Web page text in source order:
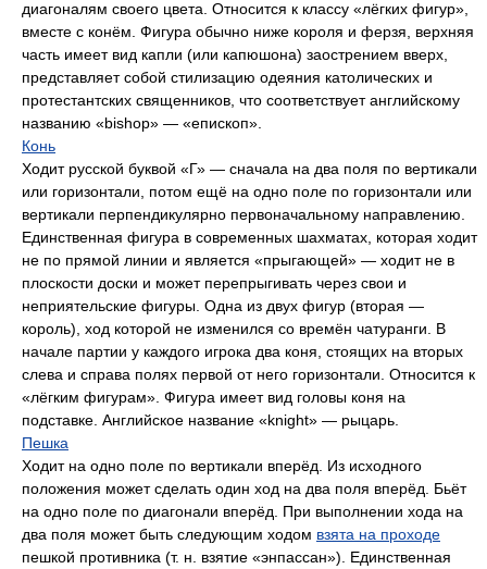
диагоналям своего цвета. Относится к классу «лёгких фигур»,
вместе с конём. Фигура обычно ниже короля и ферзя, верхняя
часть имеет вид капли (или капюшона) заострением вверх,
представляет собой стилизацию одеяния католических и
протестантских священников, что соответствует английскому
названию «bishop» — «епископ».
Конь
Ходит русской буквой «Г» — сначала на два поля по вертикали
или горизонтали, потом ещё на одно поле по горизонтали или
вертикали перпендикулярно первоначальному направлению.
Единственная фигура в современных шахматах, которая ходит
не по прямой линии и является «прыгающей» — ходит не в
плоскости доски и может перепрыгивать через свои и
неприятельские фигуры. Одна из двух фигур (вторая —
король), ход которой не изменился со времён чатуранги. В
начале партии у каждого игрока два коня, стоящих на вторых
слева и справа полях первой от него горизонтали. Относится к
«лёгким фигурам». Фигура имеет вид головы коня на
подставке. Английское название «knight» — рыцарь.
Пешка
Ходит на одно поле по вертикали вперёд. Из исходного
положения может сделать один ход на два поля вперёд. Бьёт
на одно поле по диагонали вперёд. При выполнении хода на
два поля может быть следующим ходом взята на проходе
пешкой противника (т. н. взятие «энпассан»). Единственная